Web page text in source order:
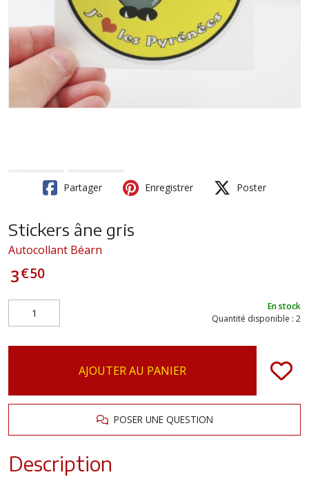
Partager Enregistrer Poster
Stickers âne gris
Autocollant Béarn
3€50
En stock
Quantité disponible : 2
AJOUTER AU PANIER
POSER UNE QUESTION
Description